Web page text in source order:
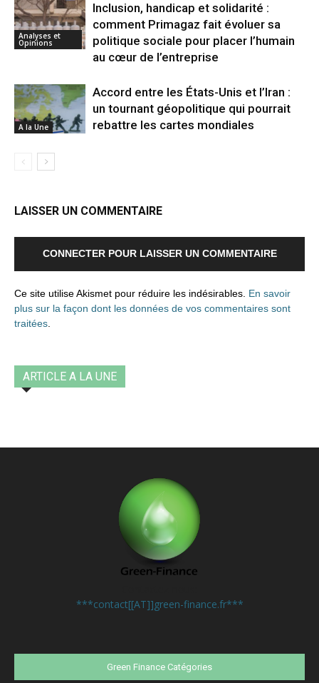
Analyses et
Opinions
Inclusion, handicap et solidarité :
comment Primagaz fait évoluer sa
politique sociale pour placer l’humain
au cœur de l’entreprise
A la Une
Accord entre les États-Unis et l’Iran :
un tournant géopolitique qui pourrait
rebattre les cartes mondiales
LAISSER UN COMMENTAIRE
CONNECTER POUR LAISSER UN COMMENTAIRE
Ce site utilise Akismet pour réduire les indésirables. En savoir
plus sur la façon dont les données de vos commentaires sont
traitées.
ARTICLE A LA UNE
***contact[[AT]]green-finance.fr***
Green Finance Catégories